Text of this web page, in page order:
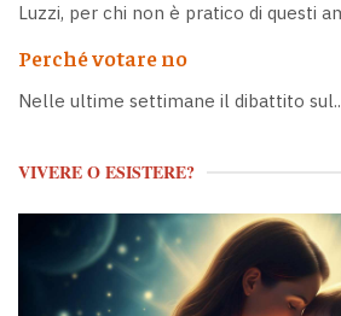
Luzzi, per chi non è pratico di questi
Perché votare no
Nelle ultime settimane il dibattito
VIVERE O ESISTERE?